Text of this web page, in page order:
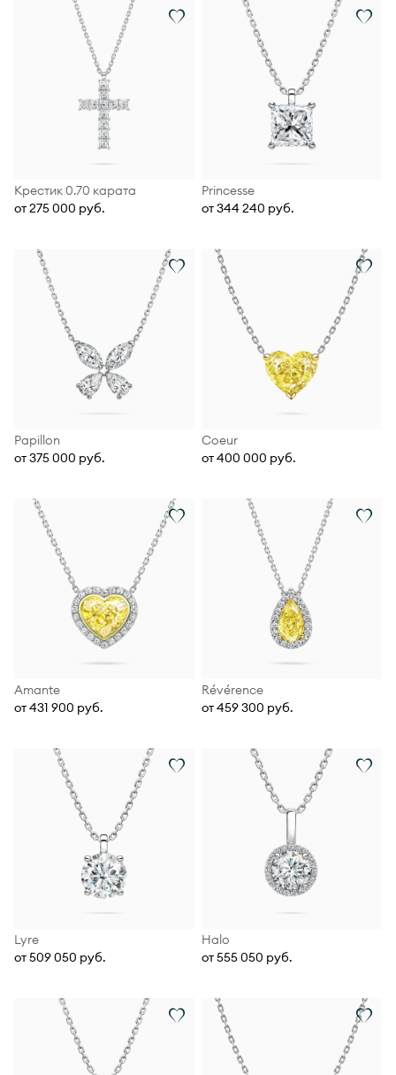
Крестик 0.70 карата
от 275 000 руб.
Princesse
от 344 240 руб.
Papillon
от 375 000 руб.
Coeur
от 400 000 руб.
Amante
от 431 900 руб.
Révérence
от 459 300 руб.
Lyre
от 509 050 руб.
Halo
от 555 050 руб.